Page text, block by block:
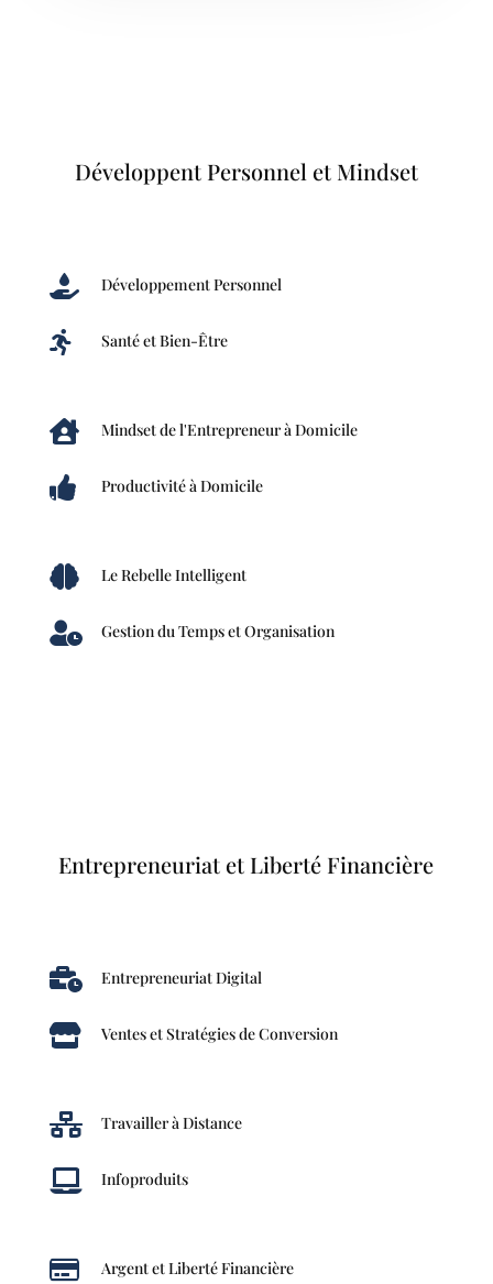
Développent Personnel et Mindset
 Développement Personnel
 Santé et Bien-Être
 Mindset de l'Entrepreneur à Domicile
 Productivité à Domicile
 Le Rebelle Intelligent
 Gestion du Temps et Organisation
Entrepreneuriat et Liberté Financière
 Entrepreneuriat Digital
 Ventes et Stratégies de Conversion
 Travailler à Distance
 Infoproduits
 Argent et Liberté Financière